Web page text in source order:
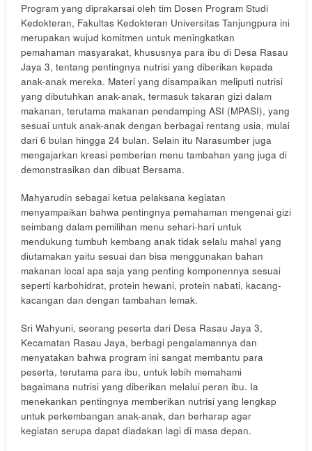
Program yang diprakarsai oleh tim Dosen Program Studi
Kedokteran, Fakultas Kedokteran Universitas Tanjungpura ini
merupakan wujud komitmen untuk meningkatkan
pemahaman masyarakat, khususnya para ibu di Desa Rasau
Jaya 3, tentang pentingnya nutrisi yang diberikan kepada
anak-anak mereka. Materi yang disampaikan meliputi nutrisi
yang dibutuhkan anak-anak, termasuk takaran gizi dalam
makanan, terutama makanan pendamping ASI (MPASI), yang
sesuai untuk anak-anak dengan berbagai rentang usia, mulai
dari 6 bulan hingga 24 bulan. Selain itu Narasumber juga
mengajarkan kreasi pemberian menu tambahan yang juga di
demonstrasikan dan dibuat Bersama.
Mahyarudin sebagai ketua pelaksana kegiatan
menyampaikan bahwa pentingnya pemahaman mengenai gizi
seimbang dalam pemilihan menu sehari-hari untuk
mendukung tumbuh kembang anak tidak selalu mahal yang
diutamakan yaitu sesuai dan bisa menggunakan bahan
makanan local apa saja yang penting komponennya sesuai
seperti karbohidrat, protein hewani, protein nabati, kacang-
kacangan dan dengan tambahan lemak.
Sri Wahyuni, seorang peserta dari Desa Rasau Jaya 3,
Kecamatan Rasau Jaya, berbagi pengalamannya dan
menyatakan bahwa program ini sangat membantu para
peserta, terutama para ibu, untuk lebih memahami
bagaimana nutrisi yang diberikan melalui peran ibu. Ia
menekankan pentingnya memberikan nutrisi yang lengkap
untuk perkembangan anak-anak, dan berharap agar
kegiatan serupa dapat diadakan lagi di masa depan.